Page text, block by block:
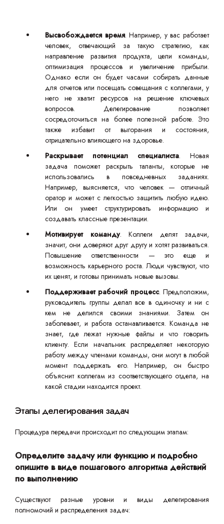
Высвобождается время. Например, у вас работает
человек, отвечающий за такую стратегию, как
направление развития продукта, цели команды,
оптимизация процессов и увеличение прибыли.
Однако если он будет часами собирать данные
для отчетов или посещать совещания с коллегами, у
него не хватит ресурсов на решение ключевых
вопросов. Делегирование позволяет
сосредоточиться на более полезной работе. Это
также избавит от выгорания и состояния,
отрицательно влияющего на здоровье.
Раскрывает потенциал специалиста. Новая
задача поможет раскрыть таланты, которые не
использовались в повседневных заданиях.
Например, выясняется, что человек — отличный
оратор и может с легкостью защитить любую идею.
Или он умеет структурировать информацию и
создавать классные презентации.
Мотивирует команду. Коллеги делят задачи,
значит, они доверяют друг другу и хотят развиваться.
Повышение ответственности — это еще и
возможность карьерного роста. Люди чувствуют, что
их ценят, и готовы принимать новые вызовы.
Поддерживает рабочий процесс. Предположим,
руководитель группы делал все в одиночку и ни с
кем не делился своими знаниями. Затем он
заболевает, и работа останавливается. Команда не
знает, где лежат нужные файлы и что говорить
клиенту. Если начальник распределяет некоторую
работу между членами команды, они могут в любой
момент поддержать его. Например, он быстро
объяснит коллегам из соответствующего отдела, на
какой стадии находится проект.
Этапы делегирования задач
Процедура передачи происходит по следующим этапам:
Определите задачу или функцию и подробно
опишите в виде пошагового алгоритма действий
по выполнению
Существуют разные уровни и виды делегирования
полномочий и распределения задач: